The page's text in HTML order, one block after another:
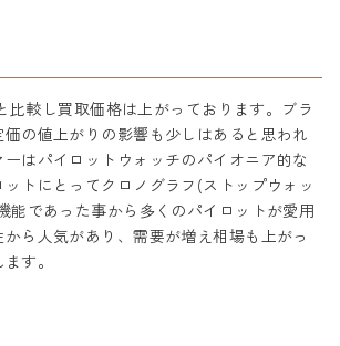
比較し買取価格は上がっております。ブラ
の値上がりの影響も少しはあると思われ
はパイロットウォッチのパイオニア的な
トにとってクロノグラフ(ストップウォッ
能であった事から多くのパイロットが愛用
から人気があり、需要が増え相場も上がっ
す。